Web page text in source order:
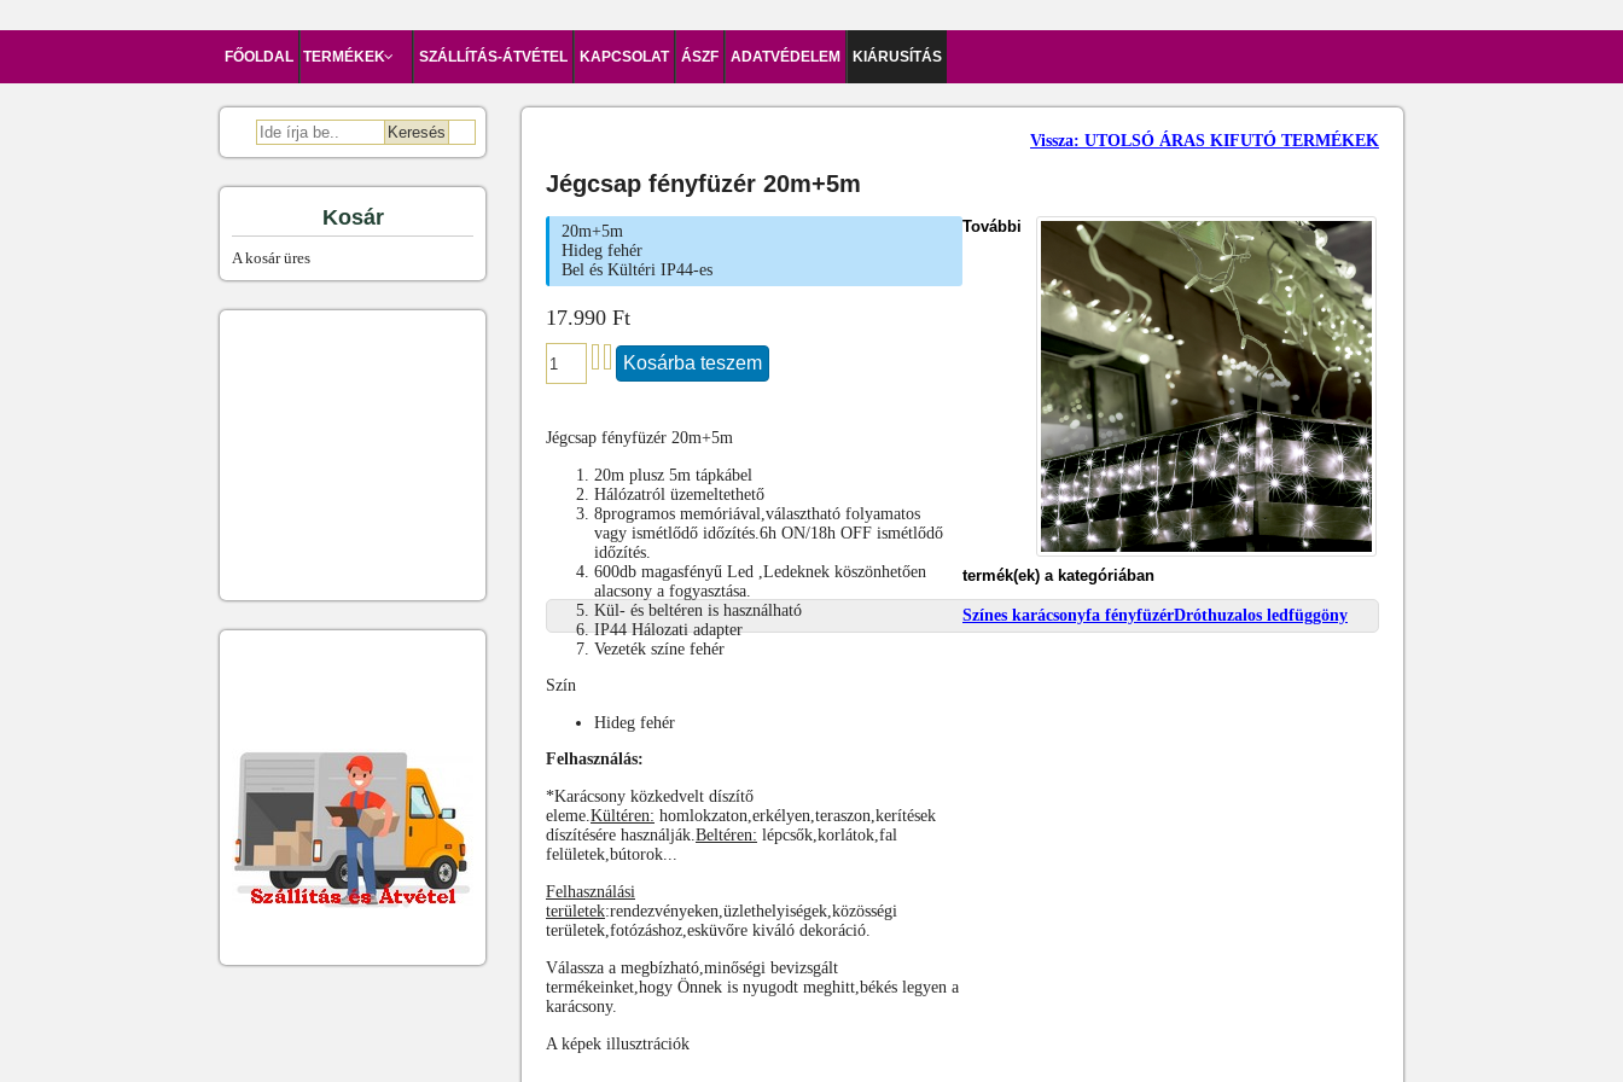
FŐOLDAL TERMÉKEK SZÁLLÍTÁS-ÁTVÉTEL KAPCSOLAT ÁSZF ADATVÉDELEM KIÁRUSÍTÁS
Kosár
A kosár üres
Vissza: UTOLSÓ ÁRAS KIFUTÓ TERMÉKEK
Jégcsap fényfüzér 20m+5m
20m+5m
Hideg fehér
Bel és Kültéri IP44-es
17.990 Ft
Jégcsap fényfüzér 20m+5m
20m plusz 5m tápkábel
Hálózatról üzemeltethető
8programos memóriával,választható folyamatos
vagy ismétlődő időzítés.6h ON/18h OFF ismétlődő
időzítés.
600db magasfényű Led ,Ledeknek köszönhetően
alacsony a fogyasztása.
Kül- és beltéren is használható
IP44 Hálozati adapter
Vezeték színe fehér
Szín
Hideg fehér
Felhasználás:
*Karácsony közkedvelt díszítő
eleme.Kültéren: homlokzaton,erkélyen,teraszon,kerítések
díszítésére használják.Beltéren: lépcsők,korlátok,fal
felületek,bútorok...
Felhasználási
területek:rendezvényeken,üzlethelyiségek,közösségi
területek,fotózáshoz,esküvőre kiváló dekoráció.
Válassza a megbízható,minőségi bevizsgált
termékeinket,hogy Önnek is nyugodt meghitt,békés legyen a
karácsony.
A képek illusztrációk
További
termék(ek) a kategóriában
Színes karácsonyfa fényfüzérDróthuzalos ledfüggöny